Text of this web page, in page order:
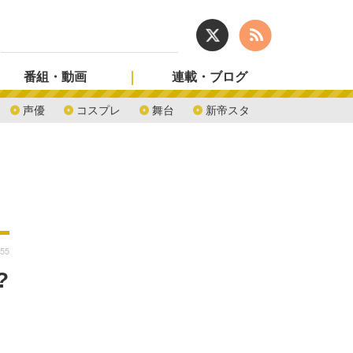
声優 コスプレ 舞台 新帝スタ
番組・動画 連載・ブログ